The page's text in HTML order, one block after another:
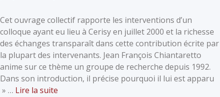
Cet ouvrage collectif rapporte les interventions d’un
colloque ayant eu lieu à Cerisy en juillet 2000 et la richesse
des échanges transparaît dans cette contribution écrite par
la plupart des intervenants. Jean François Chiantaretto
anime sur ce thème un groupe de recherche depuis 1992.
Dans son introduction, il précise pourquoi il lui est apparu
» … Lire la suite